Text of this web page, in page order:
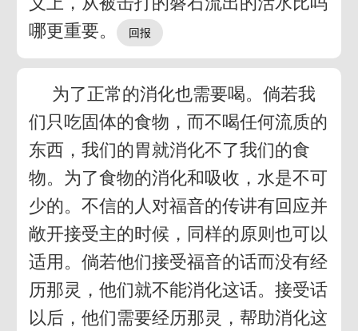
哪更重要。
为了正常的消化也需要喝。倘若我
们只吃固体的食物，而不喝任何流质的
东西，我们的胃就消化不了我们的食
物。为了食物的消化和吸收，水是不可
少的。不信的人对福音的传讲有回应并
敞开接受主的时候，同样的原则也可以
适用。倘若他们接受福音的话而没有经
历那灵，他们就不能消化这话。接受话
以后，他们需要经历那灵，帮助消化这